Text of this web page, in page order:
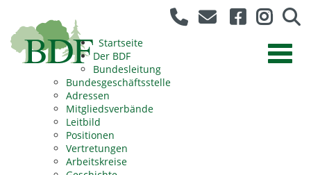
Startseite
Der BDF
Bundesleitung
Bundesgeschäftsstelle
Adressen
Mitgliedsverbände
Leitbild
Positionen
Vertretungen
Arbeitskreise